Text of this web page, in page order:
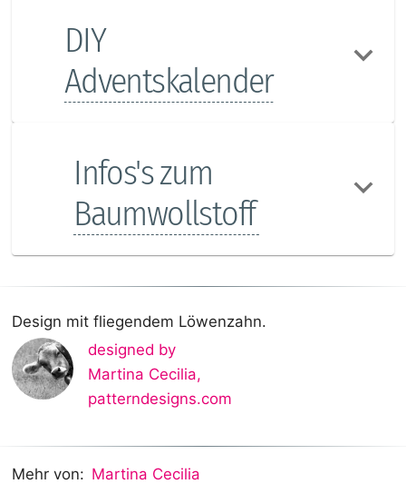
DIY
Adventskalender
Infos's zum
Baumwollstoff
Design mit fliegendem Löwenzahn.
designed by
Martina Cecilia,
patterndesigns.com
Mehr von: Martina Cecilia